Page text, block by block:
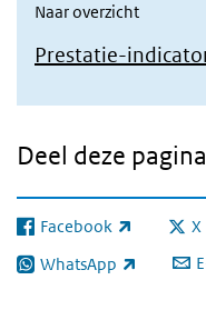
Naar overzicht
Prestatie-
Deel deze pagina
Facebook
(externe link) X
WhatsApp
(externe link)